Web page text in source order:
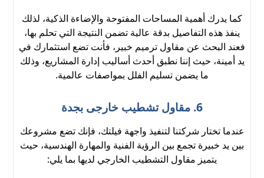
كما يدرك أهمية المساحات المفتوحة والإضاءة الذكية، لذلك
ينفذ هذه التفاصيل بدقة عالية تضمن النتيجة التي تحلم بها،
فعند البحث عن مقاول ترميم خبير، فأنت تضع استثمارك في
يد أمينة، حيث إننا نطبق أحدث أساليب إدارة المشاريع، وذلك
ما يضمن تسليم الفلل بمواصفات عالمية.
6. مقاول تشطيب خارجى بجدة
عندما تختار شركتنا لتنفيذ واجهة فيلتك، فإنك تضع مشروعك
بين يد خبيرة تجمع بين الرؤية الفنية والمهارة الهندسية، حيث
يتميز مقاول التشطيب الخارجي لديها بما يلي: